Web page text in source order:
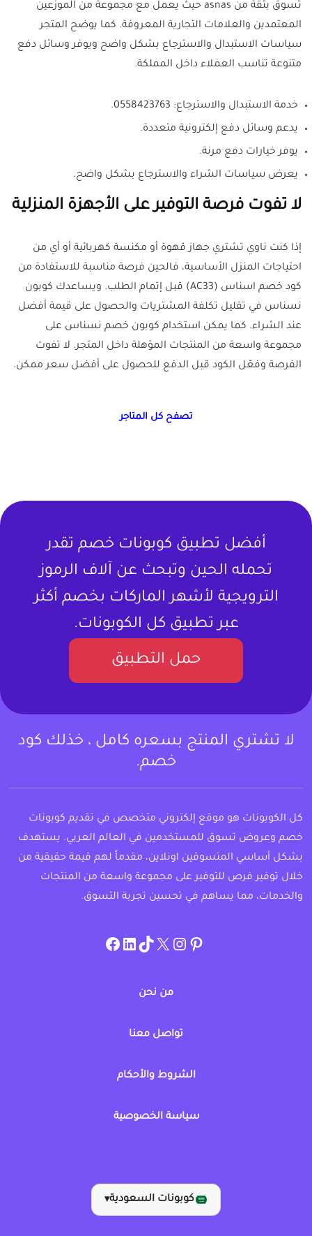
تسوق بثقة من asnas حيث يعمل مع مجموعة من الموزعين
المعتمدين والعلامات التجارية المعروفة. كما يوضح المتجر
سياسات الاستبدال والاسترجاع بشكل واضح ويوفر وسائل دفع
متنوعة تناسب العملاء داخل المملكة.
خدمة الاستبدال والاسترجاع: 0558423763.
يدعم وسائل دفع إلكترونية متعددة.
يوفر خيارات دفع مرنة.
يعرض سياسات الشراء والاسترجاع بشكل واضح.
لا تفوت فرصة التوفير على الأجهزة المنزلية
إذا كنت ناوي تشتري جهاز قهوة أو مكنسة كهربائية أو أي من
احتياجات المنزل الأساسية، فالحين فرصة مناسبة للاستفادة من
كود خصم اسناس (AC33) قبل إتمام الطلب. ويساعدك كوبون
نسناس في تقليل تكلفة المشتريات والحصول على قيمة أفضل
عند الشراء. كما يمكن استخدام كوبون خصم نسناس على
مجموعة واسعة من المنتجات المؤهلة داخل المتجر. لا تفوت
الفرصة وفعّل الكود قبل الدفع للحصول على أفضل سعر ممكن.
تصفح كل المتاجر
أفضل تطبيق كوبونات خصم تقدر
تحمله الحين وتبحث عن آلاف الرموز
الترويجية لأشهر الماركات بخصم أكثر
عبر تطبيق كل الكوبونات.
حمل التطبيق
لا تشتري المنتج بسعره كامل ، خذلك كود
خصم.
كل الكوبونات هو موقع إلكتروني متخصص في تقديم كوبونات
خصم وعروض تسوق للمستخدمين في العالم العربي. يستهدف
بشكل أساسي المتسوقين اونلاين، مقدماً لهم قيمة حقيقية من
خلال توفير فرص للتوفير على مجموعة واسعة من المنتجات
والخدمات، مما يساهم في تحسين تجربة التسوق.
pinterest
allcouponat
twitter
TikTok
linkedin
facebook
من نحن
تواصل معنا
الشروط والأحكام
سياسة الخصوصية
كوبونات السعودية▾